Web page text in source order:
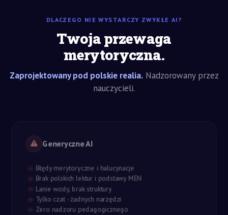
DLACZEGO NIE WYSTARCZY ZWYKŁE AI?
Twoja przewaga
merytoryczna.
Zaprojektowany pod polskie realia.Nadzorowany przez
nauczycieli.
Generyczne AI
Błędy merytoryczne i halucynacje
Brak polskich lektur i podstawy MEN
Lanie wody, brak struktury
Tylko czat - żadnych narzędzi
Zero nadzoru pedagogicznego